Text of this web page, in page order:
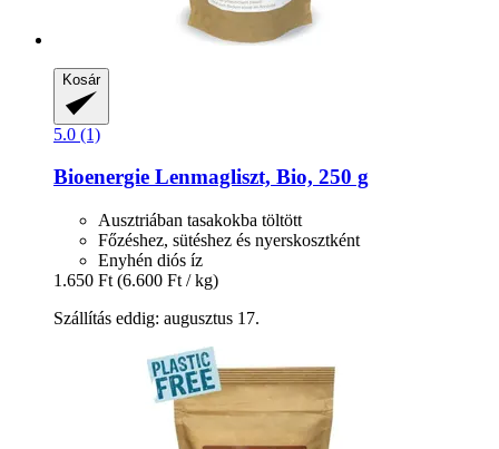
Kosár
5.0 (1)
Bioenergie Lenmagliszt, Bio, 250 g
Ausztriában tasakokba töltött
Főzéshez, sütéshez és nyerskosztként
Enyhén diós íz
1.650 Ft (6.600 Ft / kg)
Szállítás eddig: augusztus 17.